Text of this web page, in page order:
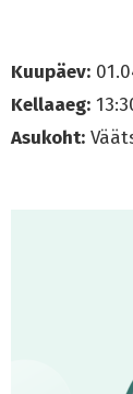
Kuupäev:
Kellaaeg:
Asukoht: